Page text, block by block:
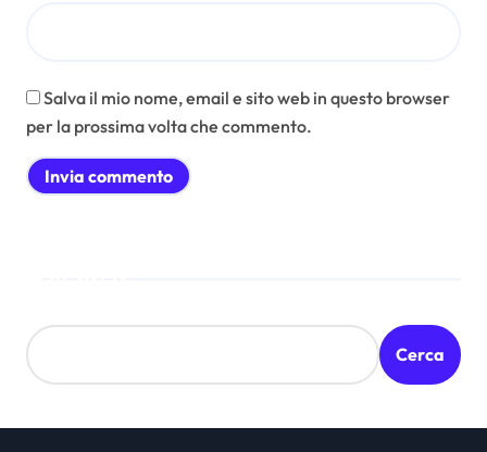
Salva il mio nome, email e sito web in questo browser
per la prossima volta che commento.
Cerca